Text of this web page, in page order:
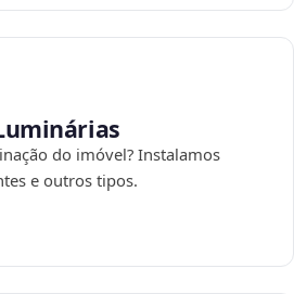
do imóvel? Instalamos
e outros tipos.